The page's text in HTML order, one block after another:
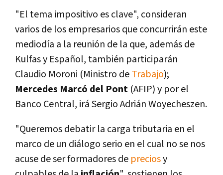
"El tema impositivo es clave", consideran
varios de los empresarios que concurrirán este
mediodía a la reunión de la que, además de
Kulfas y Español, también participarán
Claudio Moroni (Ministro deTrabajo);
Mercedes Marcó del Pont (AFIP) y por el
Banco Central, irá Sergio Adrián Woyecheszen.
"Queremos debatir la carga tributaria en el
marco de un diálogo serio en el cual no se nos
acuse de ser formadores de preciosy